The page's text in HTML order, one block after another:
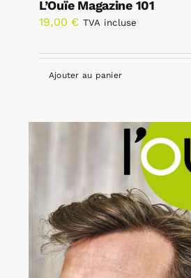
L’Ouïe Magazine 101
19,00 € TVA incluse
Ajouter au panier